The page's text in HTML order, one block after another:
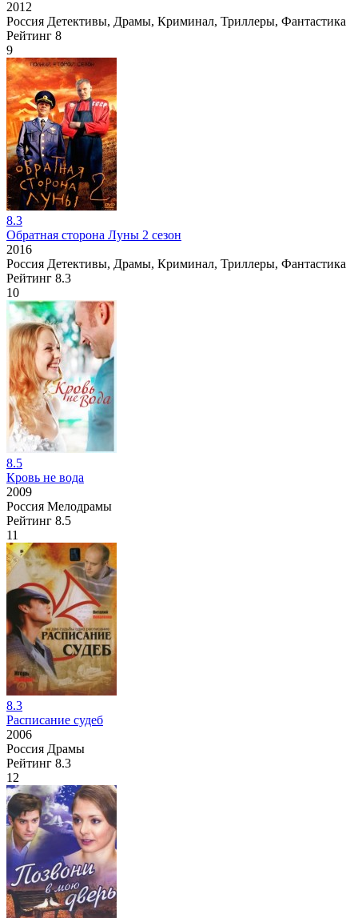
2012
Россия Детективы, Драмы, Криминал, Триллеры, Фантастика
Рейтинг 8
9
8.3
Обратная сторона Луны 2 сезон
2016
Россия Детективы, Драмы, Криминал, Триллеры, Фантастика
Рейтинг 8.3
10
8.5
Кровь не вода
2009
Россия Мелодрамы
Рейтинг 8.5
11
8.3
Расписание судеб
2006
Россия Драмы
Рейтинг 8.3
12